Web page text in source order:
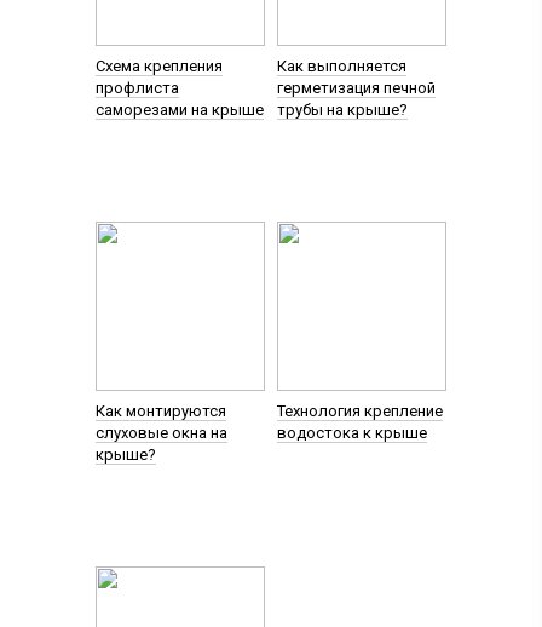
Схема крепления
профлиста
саморезами на крыше
Как выполняется
герметизация печной
трубы на крыше?
Как монтируются
слуховые окна на
крыше?
Технология крепление
водостока к крыше